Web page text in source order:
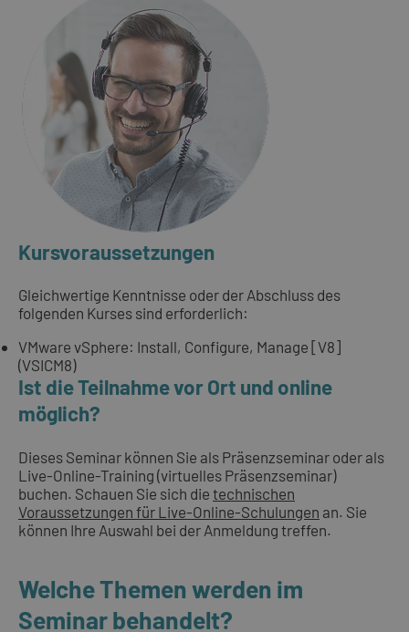
Kursvoraussetzungen
Gleichwertige Kenntnisse oder der Abschluss des
folgenden Kurses sind erforderlich:
VMware vSphere: Install, Configure, Manage [V8]
(VSICM8)
Ist die Teilnahme vor Ort und online
möglich?
Dieses Seminar können Sie als Präsenzseminar oder als
Live-Online-Training (virtuelles Präsenzseminar)
buchen. Schauen Sie sich die technischen
Voraussetzungen für Live-Online-Schulungen an. Sie
können Ihre Auswahl bei der Anmeldung treffen.
Welche Themen werden im
Seminar behandelt?